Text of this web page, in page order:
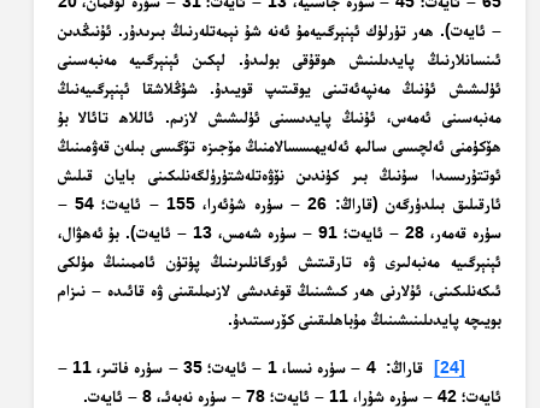
– ئايەت). ھەر تۈرلۈك ئېنېرگىيەمۇ ئەنە شۇ نېمەتلەرنىڭ بىرىدۇر. ئۇنىڭدىن
ئىنسانلارنىڭ پايدىلىنىش ھوقۇقى بولىدۇ. لېكىن ئېنېرگىيە مەنبەسىنى
ئۈلىشىش ئۇنىڭ مەنپەئەتىنى يوقىتىپ قويىدۇ. شۇڭلاشقا ئېنېرگىيەنىڭ
مەنبەسىنى ئەمەس، ئۇنىڭ پايدىسىنى ئۈلىشىش لازىم. ئاللاھ تائالا بۇ
ھۆكۈمنى ئەلچىسى سالىھ ئەلەيھىسسالامنىڭ مۆجىزە تۆگىسى بىلەن قەۋمىنىڭ
ئوتتۇرىسىدا سۇنىڭ بىر كۈندىن نۆۋەتلەشتۈرۈلگەنلىكىنى بايان قىلىش
ئارقىلىق بىلدۈرگەن (قاراڭ: 26 – سۈرە شۇئەرا، 155 – ئايەت؛ 54 –
سۈرە قەمەر، 28 – ئايەت؛ 91 – سۈرە شەمس، 13 – ئايەت). بۇ ئەھۋال،
ئېنېرگىيە مەنبەلىرى ۋە تارقىتىش ئورگانلىرىنىڭ پۈتۈن ئاممىنىڭ مۈلكى
ئىكەنلىكىنى، ئۇلارنى ھەر كىشىنىڭ قوغدىشى لازىملىقىنى ۋە قائىدە – نىزام
بويىچە پايدىلىنىشىنىڭ مۇباھلىقىنى كۆرسىتىدۇ.
[24]
قاراڭ: 4 – سۈرە نىسا، 1 – ئايەت؛ 35 – سۈرە فاتىر، 11 –
ئايەت؛ 42 – سۈرە شۇرا، 11 – ئايەت؛ 78 – سۈرە نەبەئـ، 8 – ئايەت.